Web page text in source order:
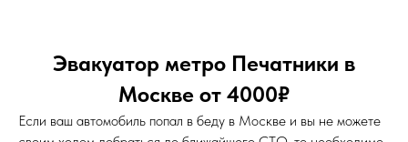
Эвакуатор метро Печатники в
Москве от 4000₽
Если ваш автомобиль попал в беду в Москве и вы не можете